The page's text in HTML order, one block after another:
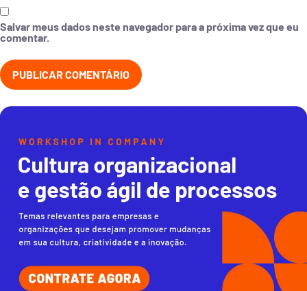
Salvar meus dados neste navegador para a próxima vez que eu
comentar.